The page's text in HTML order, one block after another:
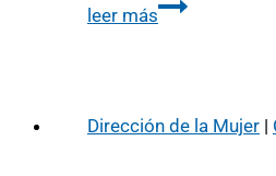
leer más
Dirección de la Mujer |